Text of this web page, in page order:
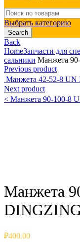
Search
for:
Выбрать категорию
Search
Back
HomeЗапчасти для
сальники Манжета
Previous product
Манжета 42-52-8
Next product
< Манжета 90-100-8
Манжета
₽400.00